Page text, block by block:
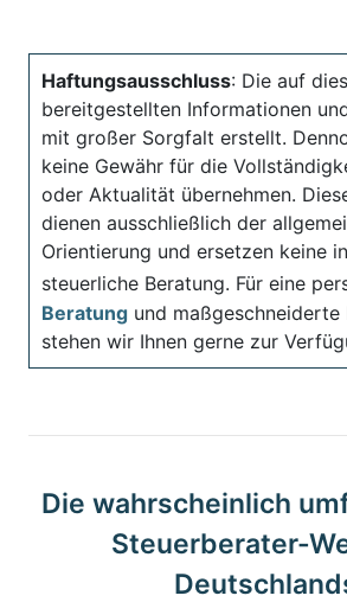
Haftungsausschluss: Die auf
bereitgestellten Informationen
mit großer Sorgfalt erstellt.
keine Gewähr für die
oder Aktualität übernehmen.
dienen ausschließlich der
Orientierung und ersetzen keine
steuerliche Beratung. Für eine
Beratung und maßgeschneiderte
stehen wir Ihnen gerne zur
Die wahrscheinlich
Steuerberater-